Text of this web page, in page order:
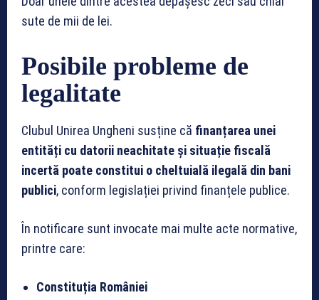
sute de mii de lei.
Posibile probleme de
legalitate
Clubul Unirea Ungheni susține că finanțarea unei
entități cu datorii neachitate și situație fiscală
incertă poate constitui o cheltuială ilegală din bani
publici, conform legislației privind finanțele publice.
În notificare sunt invocate mai multe acte normative,
printre care:
Constituția României